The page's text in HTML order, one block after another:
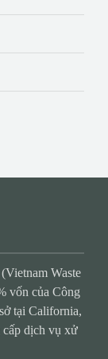
Waste
vốn của Công
tại California,
dịch vụ xử